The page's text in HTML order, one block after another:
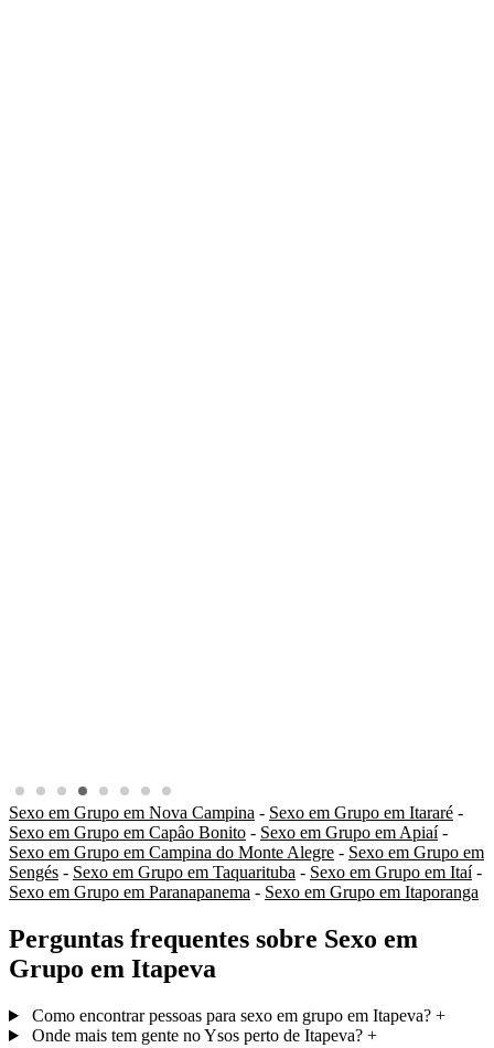
Sexo em Grupo em Nova Campina - Sexo em Grupo em Itararé -
Sexo em Grupo em Capâo Bonito - Sexo em Grupo em Apiaí-
Sexo em Grupo em Campina do Monte Alegre - Sexo em Grupo em
Sengés - Sexo em Grupo em Taquarituba - Sexo em Grupo em Itaí-
Sexo em Grupo em Paranapanema - Sexo em Grupo em Itaporanga
Perguntas frequentes sobre Sexo em
Grupo em Itapeva
Como encontrar pessoas para sexo em grupo em Itapeva? +
Onde mais tem gente no Ysos perto de Itapeva? +